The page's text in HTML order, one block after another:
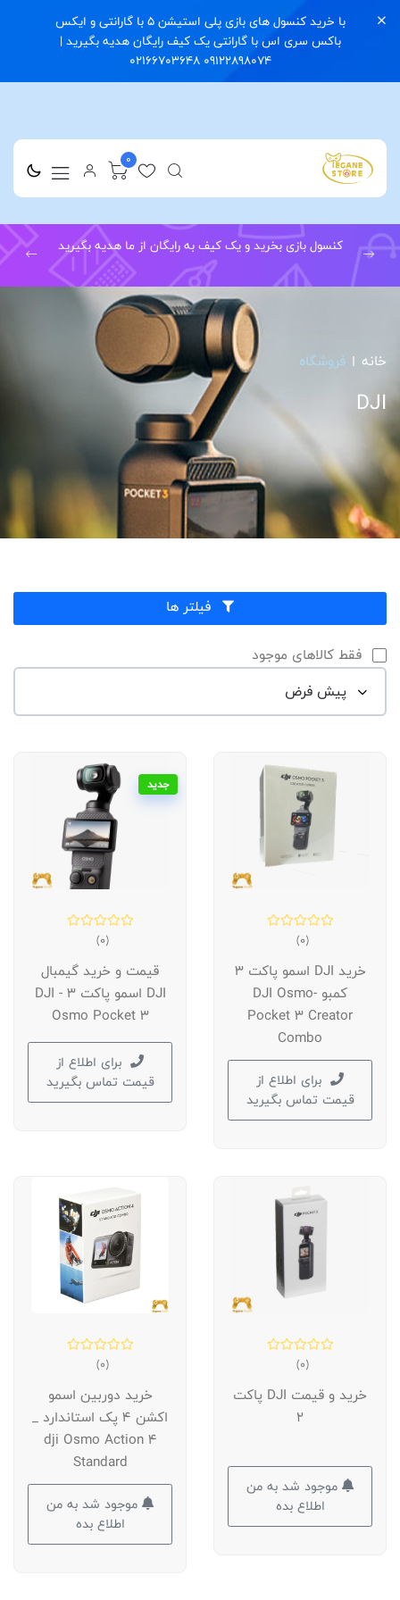
با خرید کنسول های بازی پلی استیشن 5 با گارانتی و ایکس
باکس سری اس با گارانتی یک کیف رایگان هدیه بگیرید |
09122898074 02166703648
0
کنسول بازی بخرید و یک کیف به رایگان از ما هدیه بگیرید
خانه فروشگاه
DJI
فیلتر ها
فقط کالاهای موجود
(0)
خرید DJI اسمو پاکت 3
کمبو -DJI Osmo
Pocket 3 Creator
Combo
برای اطلاع از
قیمت تماس بگیرید
جدید
(0)
قیمت و خرید گیمبال
DJI اسمو پاکت 3 - DJI
Osmo Pocket 3
برای اطلاع از
قیمت تماس بگیرید
(0)
خرید و قیمت DJI پاکت
2
موجود شد به من
اطلاع بده
(0)
خرید دوربین اسمو
اکشن 4 پک استاندارد _
dji Osmo Action 4
Standard
موجود شد به من
اطلاع بده